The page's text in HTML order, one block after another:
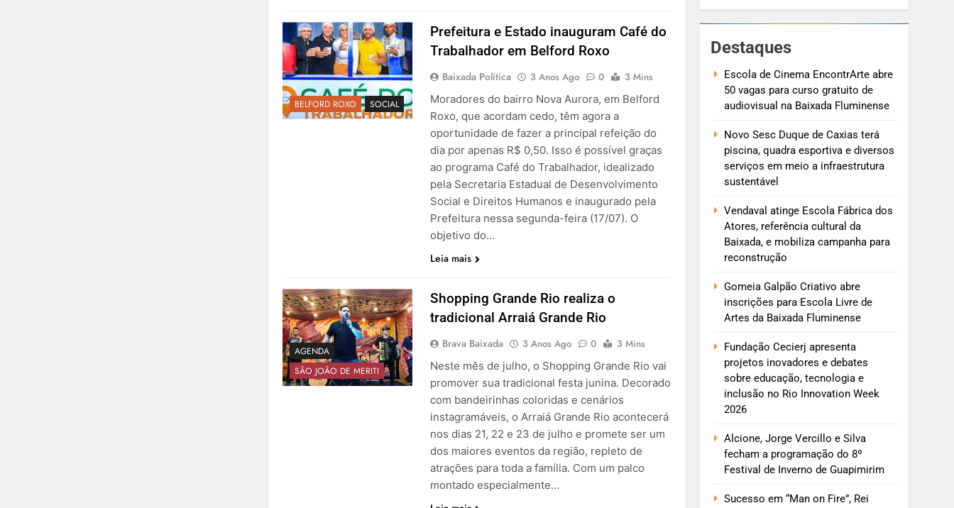
BELFORD ROXO SOCIAL
Prefeitura e Estado inauguram Café do
Trabalhador em Belford Roxo
Baixada Política 3 Anos Ago 0
3 Mins
Moradores do bairro Nova Aurora, em Belford
Roxo, que acordam cedo, têm agora a
oportunidade de fazer a principal refeição do
dia por apenas R$ 0,50. Isso é possível graças
ao programa Café do Trabalhador, idealizado
pela Secretaria Estadual de Desenvolvimento
Social e Direitos Humanos e inaugurado pela
Prefeitura nessa segunda-feira (17/07). O
objetivo do…
Leia mais
AGENDA
SÃO JOÃO DE MERITI
Shopping Grande Rio realiza o
tradicional Arraiá Grande Rio
Brava Baixada 3 Anos Ago 0
3 Mins
Neste mês de julho, o Shopping Grande Rio vai
promover sua tradicional festa junina. Decorado
com bandeirinhas coloridas e cenários
instagramáveis, o Arraiá Grande Rio acontecerá
nos dias 21, 22 e 23 de julho e promete ser um
dos maiores eventos da região, repleto de
atrações para toda a família. Com um palco
montado especialmente…
Destaques
Escola de Cinema EncontrArte abre
50 vagas para curso gratuito de
audiovisual na Baixada Fluminense
Novo Sesc Duque de Caxias terá
piscina, quadra esportiva e diversos
serviços em meio a infraestrutura
sustentável
Vendaval atinge Escola Fábrica dos
Atores, referência cultural da
Baixada, e mobiliza campanha para
reconstrução
Gomeia Galpão Criativo abre
inscrições para Escola Livre de
Artes da Baixada Fluminense
Fundação Cecierj apresenta
projetos inovadores e debates
sobre educação, tecnologia e
inclusão no Rio Innovation Week
2026
Alcione, Jorge Vercillo e Silva
fecham a programação do 8º
Festival de Inverno de Guapimirim
Sucesso em “Man on Fire”, Rei